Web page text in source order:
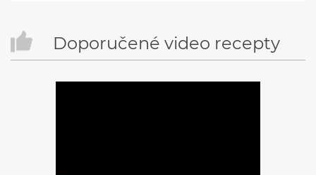
Doporučené video recepty